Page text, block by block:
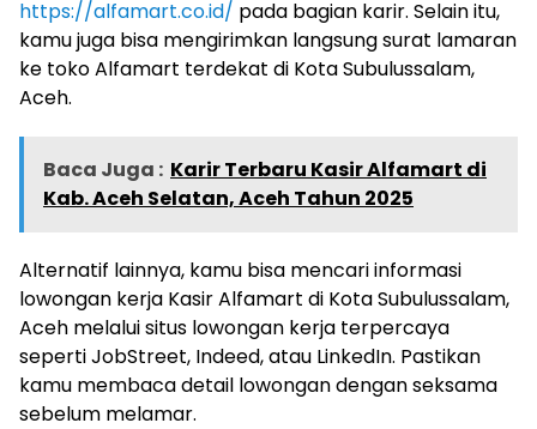
https://alfamart.co.id/ pada bagian karir. Selain itu,
kamu juga bisa mengirimkan langsung surat lamaran
ke toko Alfamart terdekat di Kota Subulussalam,
Aceh.
Baca Juga : Karir Terbaru Kasir Alfamart di
Kab. Aceh Selatan, Aceh Tahun 2025
Alternatif lainnya, kamu bisa mencari informasi
lowongan kerja Kasir Alfamart di Kota Subulussalam,
Aceh melalui situs lowongan kerja terpercaya
seperti JobStreet, Indeed, atau LinkedIn. Pastikan
kamu membaca detail lowongan dengan seksama
sebelum melamar.